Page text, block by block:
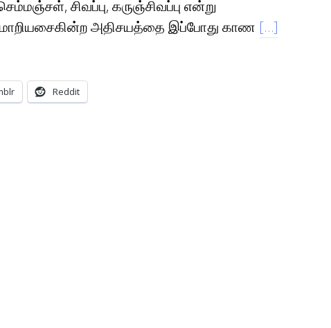
சிவப்பு, கருஞ்சிவப்பு என்று
அதிசயத்தை இப்போது காண […]
Reddit